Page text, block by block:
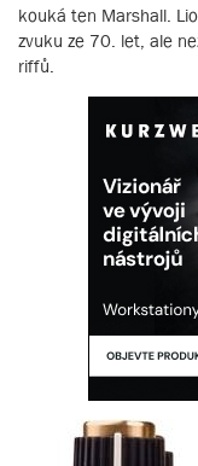
kouká ten Marshall.
zvuku ze 70. let, ale
riffů.